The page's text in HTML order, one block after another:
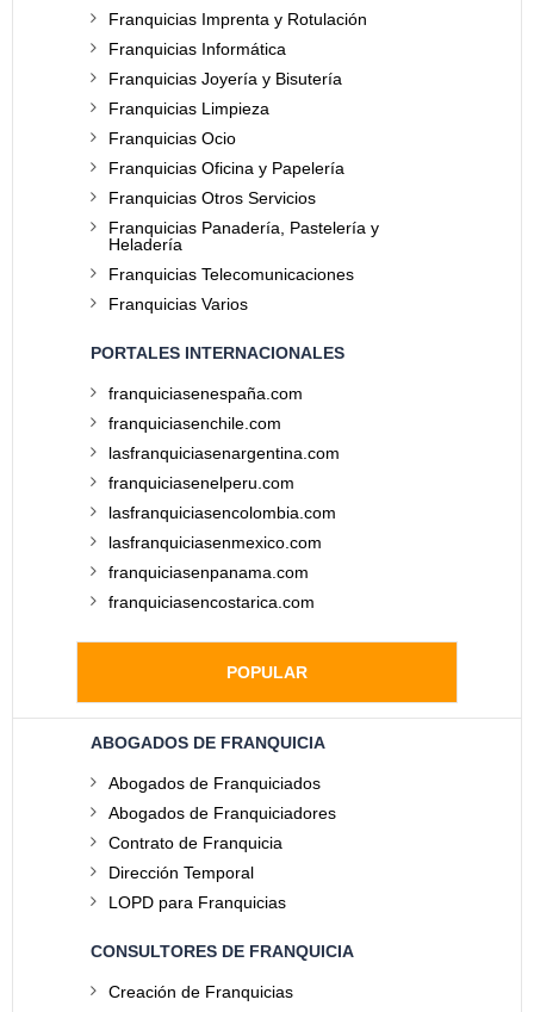
Franquicias Imprenta y Rotulación
Franquicias Informática
Franquicias Joyería y Bisutería
Franquicias Limpieza
Franquicias Ocio
Franquicias Oficina y Papelería
Franquicias Otros Servicios
Franquicias Panadería, Pastelería y
Heladería
Franquicias Telecomunicaciones
Franquicias Varios
PORTALES INTERNACIONALES
franquiciasenespaña.com
franquiciasenchile.com
lasfranquiciasenargentina.com
franquiciasenelperu.com
lasfranquiciasencolombia.com
lasfranquiciasenmexico.com
franquiciasenpanama.com
franquiciasencostarica.com
POPULAR
ABOGADOS DE FRANQUICIA
Abogados de Franquiciados
Abogados de Franquiciadores
Contrato de Franquicia
Dirección Temporal
LOPD para Franquicias
CONSULTORES DE FRANQUICIA
Creación de Franquicias